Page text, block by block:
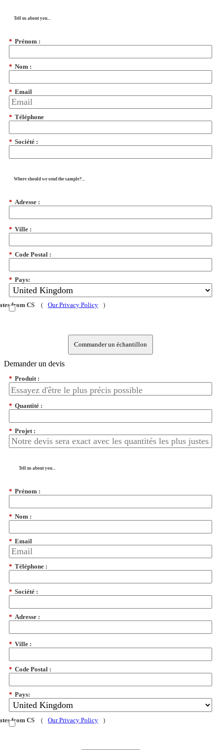
Tell us about you...
* Prénom :
* Nom :
* Email
* Téléphone
* Société :
Where should we send the sample?...
* Adresse :
* Ville :
* Code Postal :
* Pays:
from CS ( Our Privacy Policy )
Commander un échantillon
Demander un devis
* Produit :
* Quantité :
* Projet :
Tell us about you...
* Prénom :
* Nom :
* Email
* Téléphone :
* Société :
* Adresse :
* Ville :
* Code Postal :
* Pays:
from CS ( Our Privacy Policy )